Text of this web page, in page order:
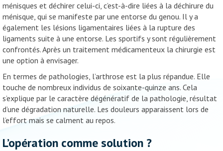
ménisques et déchirer celui-ci, c’est-à-dire liées à la déchirure du
ménisque, qui se manifeste par une entorse du genou. Il y a
également les lésions ligamentaires liées à la rupture des
ligaments suite à une entorse. Les sportifs y sont régulièrement
confrontés. Après un traitement médicamenteux la chirurgie est
une option à envisager.
En termes de pathologies, l’arthrose est la plus répandue. Elle
touche de nombreux individus de soixante-quinze ans. Cela
s’explique par le caractère dégénératif de la pathologie, résultat
d’une dégradation naturelle. Les douleurs apparaissent lors de
l’effort mais se calment au repos.
L’opération comme solution ?